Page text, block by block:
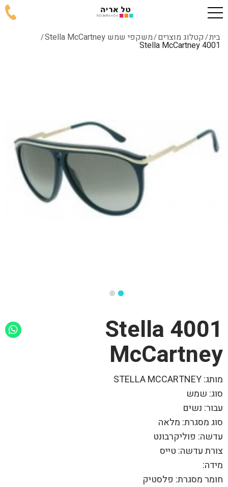
בית/קטלוג מוצרים/משקפי שמש Stella McCartney /
4001 Stella McCartney
4001 Stella
McCartney
מותג: STELLA MCCARTNEY
סוג: שמש
עבור: נשים
סוג מסגרת: מלאה
עדשה: פוליקרבונט
צורת עדשה: טייס
מידה:
חומר מסגרת: פלסטיק